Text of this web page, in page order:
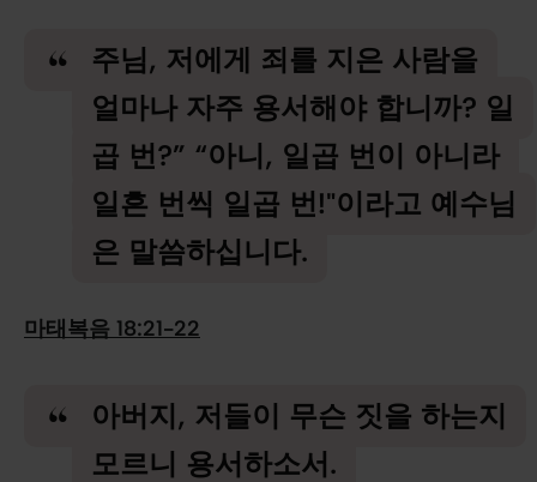
주님, 저에게 죄를 지은 사람을
얼마나 자주 용서해야 합니까? 일
곱 번?” “아니, 일곱 번이 아니라
일흔 번씩 일곱 번!"이라고 예수님
은 말씀하십니다.
마태복음 18:21-22
아버지, 저들이 무슨 짓을 하는지
모르니 용서하소서.